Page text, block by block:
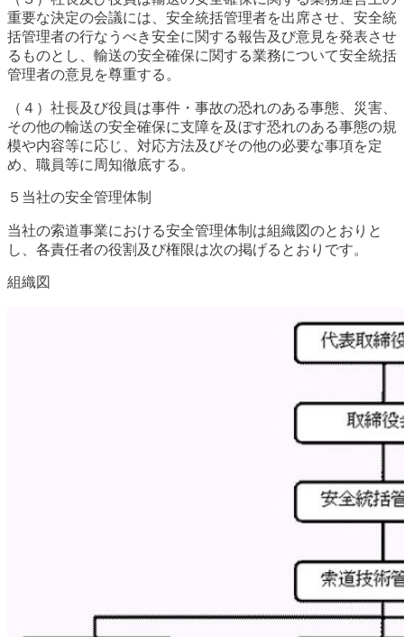
重要な決定の会議には、安全統括管理者を出席させ、安全統
括管理者の行なうべき安全に関する報告及び意見を発表させ
るものとし、輸送の安全確保に関する業務について安全統括
管理者の意見を尊重する。
（４）社長及び役員は事件・事故の恐れのある事態、災害、
その他の輸送の安全確保に支障を及ぼす恐れのある事態の規
模や内容等に応じ、対応方法及びその他の必要な事項を定
め、職員等に周知徹底する。
５当社の安全管理体制
当社の索道事業における安全管理体制は組織図のとおりと
し、各責任者の役割及び権限は次の掲げるとおりです。
組織図